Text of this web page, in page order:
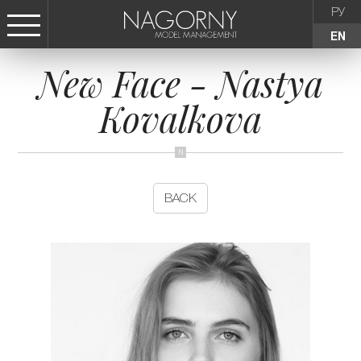
РУ
EN
СТАТЬ МОДЕЛЬЮ
FEMALE
NEWS
CONTACTS
New Face - Nastya
Kovalkova
BACK